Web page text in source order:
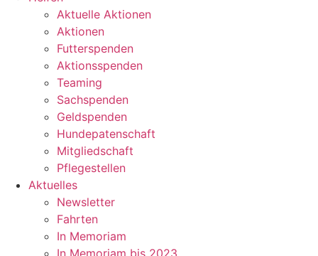
Aktuelle Aktionen
Aktionen
Futterspenden
Aktionsspenden
Teaming
Sachspenden
Geldspenden
Hundepatenschaft
Mitgliedschaft
Pflegestellen
Aktuelles
Newsletter
Fahrten
In Memoriam